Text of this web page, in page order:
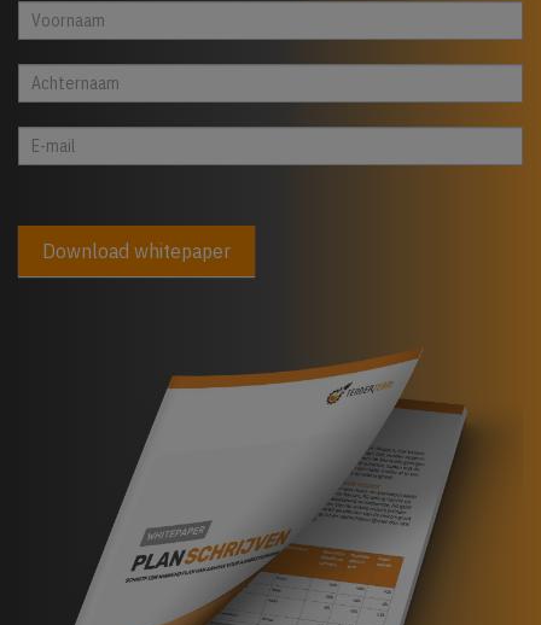
Whitepaper
cta
footer
Indien
je
een
mens
bent,
laat
veld
leeg:.
Download whitepaper